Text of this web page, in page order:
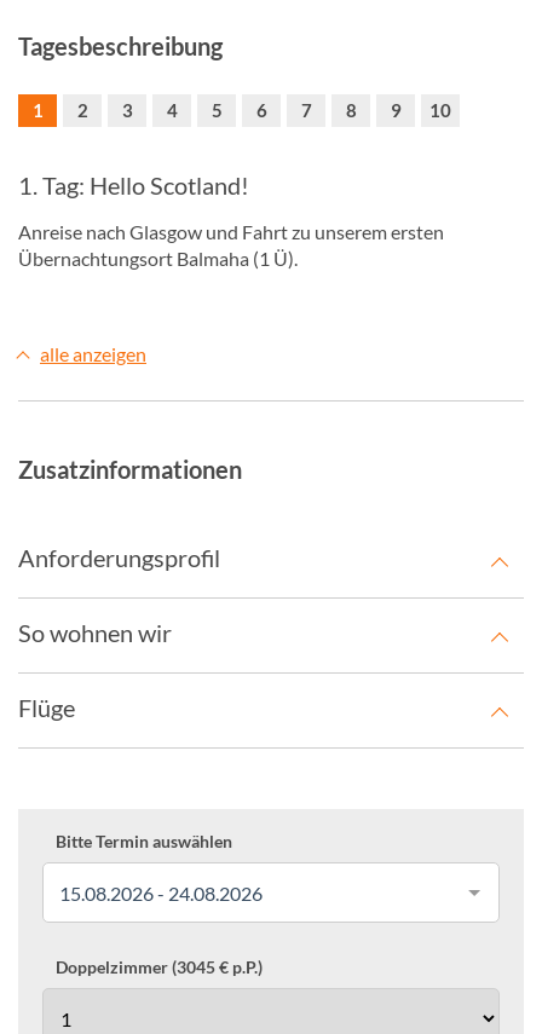
Tagesbeschreibung
1 2 3 4 5 6 7 8 9 10
1. Tag: Hello Scotland!
Anreise nach Glasgow und Fahrt zu unserem ersten
Übernachtungsort Balmaha (1 Ü).
alle anzeigen
Zusatzinformationen
Anforderungsprofil
So wohnen wir
Flüge
Bitte Termin auswählen
15.08.2026 - 24.08.2026
Doppelzimmer (3045 € p.P.)